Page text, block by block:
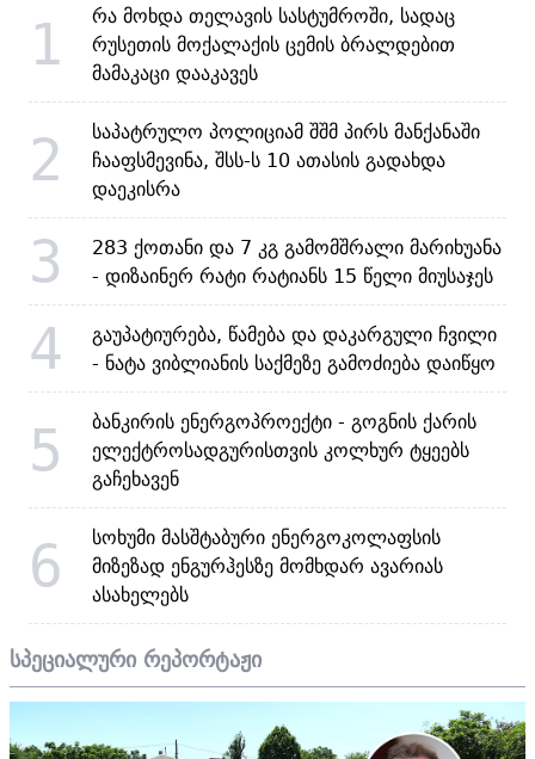
1
რა მოხდა თელავის სასტუმროში, სადაც
რუსეთის მოქალაქის ცემის ბრალდებით
მამაკაცი დააკავეს
2
საპატრულო პოლიციამ შშმ პირს მანქანაში
ჩააფსმევინა, შსს-ს 10 ათასის გადახდა
დაეკისრა
3
283 ქოთანი და 7 კგ გამომშრალი მარიხუანა
- დიზაინერ რატი რატიანს 15 წელი მიუსაჯეს
4
გაუპატიურება, წამება და დაკარგული ჩვილი
- ნატა ვიბლიანის საქმეზე გამოძიება დაიწყო
5
ბანკირის ენერგოპროექტი - გოგნის ქარის
ელექტროსადგურისთვის კოლხურ ტყეებს
გაჩეხავენ
6
სოხუმი მასშტაბური ენერგოკოლაფსის
მიზეზად ენგურჰესზე მომხდარ ავარიას
ასახელებს
სპეციალური რეპორტაჟი